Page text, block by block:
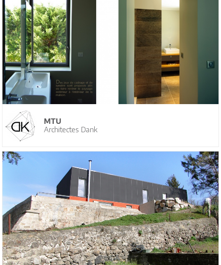
MTU
Architectes Dank